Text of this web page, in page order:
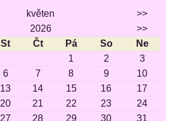
květen
>>
2026
>>
St Čt Pá So
Ne
1
2
3
6 7 8 9
10
13 14 15 16
17
20 21 22 23
24
27 28 29 30 31